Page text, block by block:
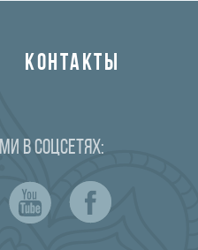
КОНТАКТЫ
в соцсетях: